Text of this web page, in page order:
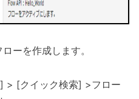
ーを作成します。
> [クイック検索] >フロー